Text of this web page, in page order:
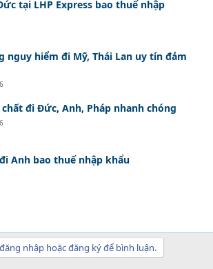
tại LHP Express bao thuế nhập
nguy hiểm đi Mỹ, Thái Lan uy tín đảm
đi Đức, Anh, Pháp nhanh chóng
Anh bao thuế nhập khẩu
nhập hoặc đăng ký để bình luận.